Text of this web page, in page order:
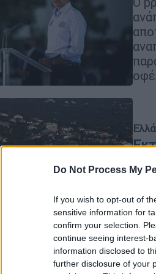
Do Not Process My
If you wish to opt-out of
sensitive information for
confirm your selection.
continue seeing interest-
information disclosed to
further disclosure of your